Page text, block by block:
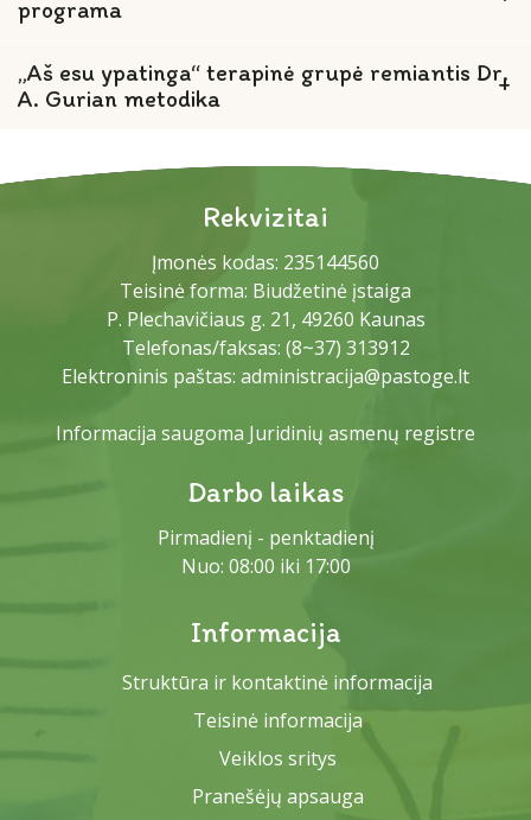
Metodinės priemonės
Specialistų komanda
Paslaugų kainos
Projektai
Savanoriška globa (svečiavimasis)
Teisės aktai
Grupės globojamiems (rūpinamiems), įvaikintiems
Grupės globėjams (rūpintojams), įtėviams
Psichologo paslaugos
Metodinės priemonės
programa
„Aš esu ypatinga“ terapinė grupė remiantis Dr.
A. Gurian metodika
Rekvizitai
Įmonės kodas: 235144560
Teisinė forma: Biudžetinė įstaiga
P. Plechavičiaus g. 21, 49260 Kaunas
Telefonas/faksas: (8~37) 313912
Elektroninis paštas: administracija@pastoge.lt
Informacija saugoma Juridinių asmenų registre
Darbo laikas
Pirmadienį - penktadienį
Nuo: 08:00 iki 17:00
Informacija
Struktūra ir kontaktinė informacija
Teisinė informacija
Veiklos sritys
Pranešėjų apsauga